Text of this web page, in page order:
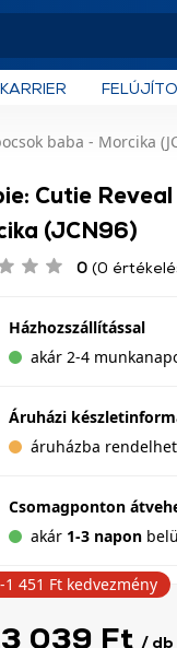
KARRIER
baba - Morcika
Cutie
(JCN96)
0 (0
Házhozszállítással
akár 2-4
Áruházi
áruházba
Csomagponton
akár 1-3 napon
039 Ft / db
-1 451 Ft kedvezmény